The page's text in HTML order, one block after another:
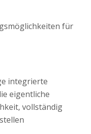
für
integrierte
eigentliche
vollständig